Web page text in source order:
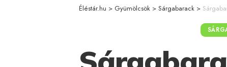
Éléstár.hu > Gyümölcsök >Sárgabarack >